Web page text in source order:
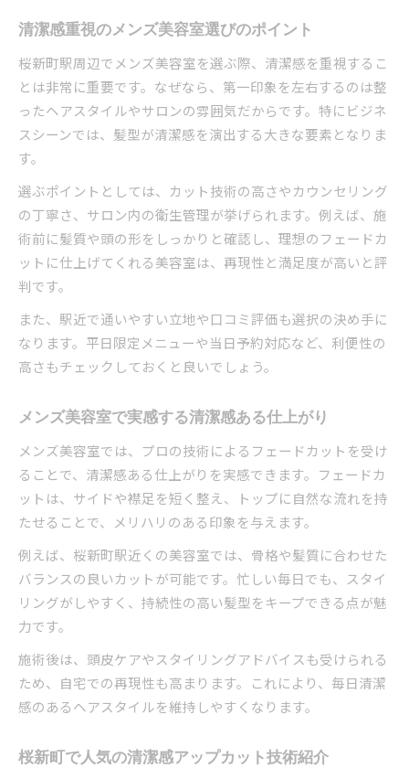
清潔感重視のメンズ美容室選びのポイント
桜新町駅周辺でメンズ美容室を選ぶ際、清潔感を重視するこ
とは非常に重要です。なぜなら、第一印象を左右するのは整
ったヘアスタイルやサロンの雰囲気だからです。特にビジネ
スシーンでは、髪型が清潔感を演出する大きな要素となりま
す。
選ぶポイントとしては、カット技術の高さやカウンセリング
の丁寧さ、サロン内の衛生管理が挙げられます。例えば、施
術前に髪質や頭の形をしっかりと確認し、理想のフェードカ
ットに仕上げてくれる美容室は、再現性と満足度が高いと評
判です。
また、駅近で通いやすい立地や口コミ評価も選択の決め手に
なります。平日限定メニューや当日予約対応など、利便性の
高さもチェックしておくと良いでしょう。
メンズ美容室で実感する清潔感ある仕上がり
メンズ美容室では、プロの技術によるフェードカットを受け
ることで、清潔感ある仕上がりを実感できます。フェードカ
ットは、サイドや襟足を短く整え、トップに自然な流れを持
たせることで、メリハリのある印象を与えます。
例えば、桜新町駅近くの美容室では、骨格や髪質に合わせた
バランスの良いカットが可能です。忙しい毎日でも、スタイ
リングがしやすく、持続性の高い髪型をキープできる点が魅
力です。
施術後は、頭皮ケアやスタイリングアドバイスも受けられる
ため、自宅での再現性も高まります。これにより、毎日清潔
感のあるヘアスタイルを維持しやすくなります。
桜新町で人気の清潔感アップカット技術紹介